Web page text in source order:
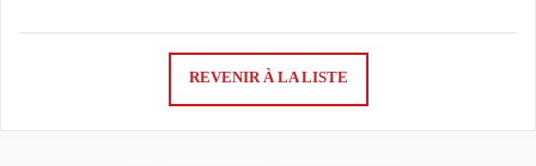
REVENIR À LA LISTE